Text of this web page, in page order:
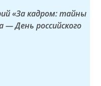
«За кадром: тайны
— День российского